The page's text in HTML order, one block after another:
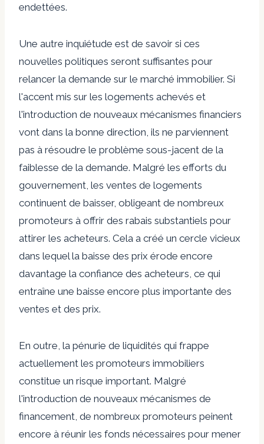
endettées.
Une autre inquiétude est de savoir si ces
nouvelles politiques seront suffisantes pour
relancer la demande sur le marché immobilier. Si
l'accent mis sur les logements achevés et
l'introduction de nouveaux mécanismes financiers
vont dans la bonne direction, ils ne parviennent
pas à résoudre le problème sous-jacent de la
faiblesse de la demande. Malgré les efforts du
gouvernement, les ventes de logements
continuent de baisser, obligeant de nombreux
promoteurs à offrir des rabais substantiels pour
attirer les acheteurs. Cela a créé un cercle vicieux
dans lequel la baisse des prix érode encore
davantage la confiance des acheteurs, ce qui
entraîne une baisse encore plus importante des
ventes et des prix.
En outre, la pénurie de liquidités qui frappe
actuellement les promoteurs immobiliers
constitue un risque important. Malgré
l'introduction de nouveaux mécanismes de
financement, de nombreux promoteurs peinent
encore à réunir les fonds nécessaires pour mener